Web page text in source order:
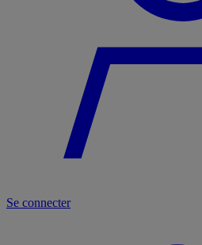
Se connecter